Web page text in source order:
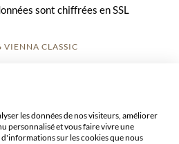
sont chiffrées en SSL
CLASSIC
CGV
les données de nos visiteurs, améliorer
personnalisé et vous faire vivre une
sur les cookies que nous